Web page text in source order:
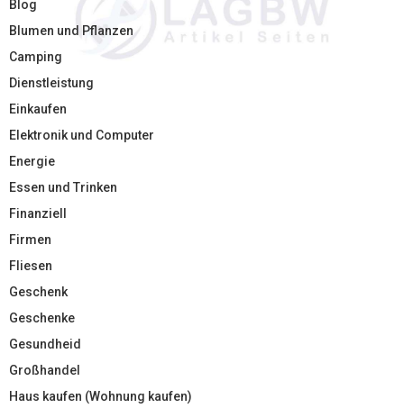
Blog
Blumen und Pflanzen
Camping
Dienstleistung
Einkaufen
Elektronik und Computer
Energie
Essen und Trinken
Finanziell
Firmen
Fliesen
Geschenk
Geschenke
Gesundheid
Großhandel
Haus kaufen (Wohnung kaufen)